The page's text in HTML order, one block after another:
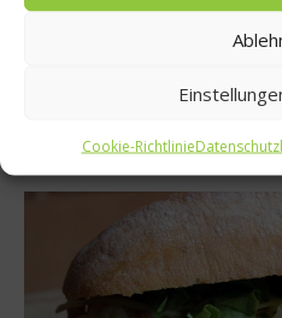
Cookie-Richtlinie
Super-Stulle – So
und wieder einfach mal gönnen!...
Weiterlesen